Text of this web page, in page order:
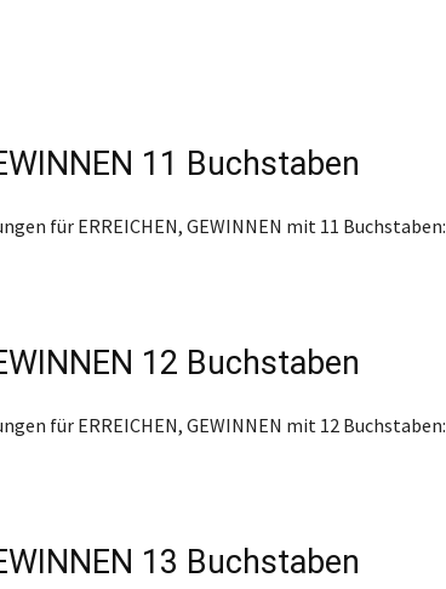
11 Buchstaben
für ERREICHEN, GEWINNEN mit 11 Buchstaben:
12 Buchstaben
für ERREICHEN, GEWINNEN mit 12 Buchstaben:
13 Buchstaben